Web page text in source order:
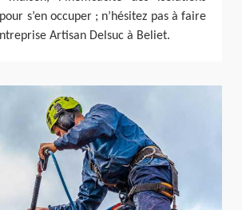
s’en occuper ; n’hésitez pas à faire
Artisan Delsuc à Beliet.